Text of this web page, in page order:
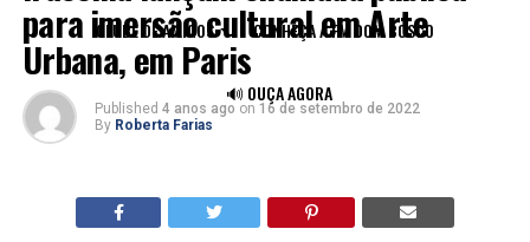
CLUBE DE AMIGOS CONHEÇA A FM DOM BOSCO
🔊 OUÇA AGORA
para imersão cultural em Arte
Urbana, em Paris
Published 4 anos ago on 16 de setembro de 2022
By Roberta Farias